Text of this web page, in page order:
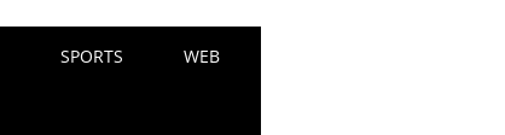
SPORTS WEB